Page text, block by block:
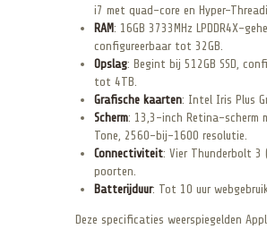
i7 met quad-core en Hyper-
RAM: 16GB 3733MHz LPDDR4X-
configureerbaar tot 32GB.
Opslag: Begint bij 512GB SSD,
tot 4TB.
Grafische kaarten: Intel Iris Plus
Scherm: 13,3-inch Retina-scherm
Tone, 2560-bij-1600 resolutie.
Connectiviteit: Vier Thunderbolt 3
poorten.
Batterijduur: Tot 10 uur
Deze specificaties weerspiegelden